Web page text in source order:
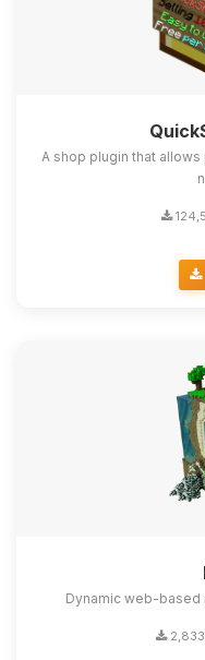
A shop plugin that
Dynamic web-